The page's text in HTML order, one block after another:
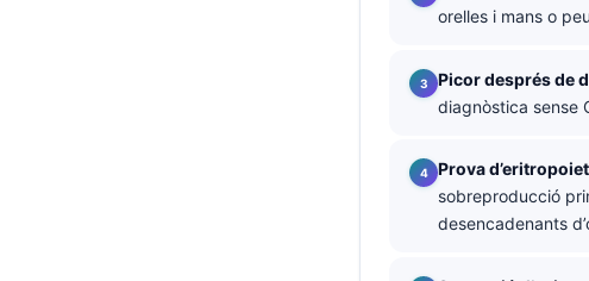
orelles i mans o
Picor després de
diagnòstica sense
Prova
sobreproducció
desencadenants